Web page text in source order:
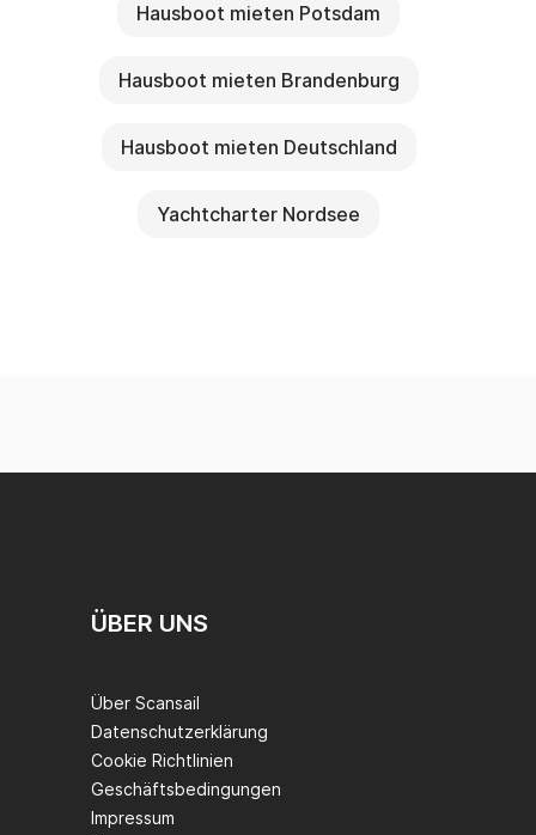
Hausboot mieten Potsdam
Hausboot mieten Brandenburg
Hausboot mieten Deutschland
Yachtcharter Nordsee
ÜBER UNS
Über Scansail
Datenschutzerklärung
Cookie Richtlinien
Geschäftsbedingungen
Impressum